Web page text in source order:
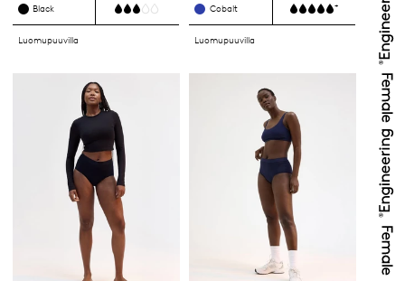
Black
Luomupuuvilla
Cobalt +
Luomupuuvilla